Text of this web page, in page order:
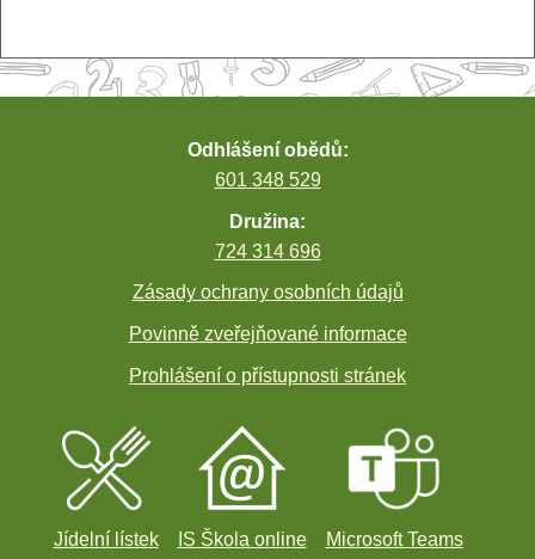
Odhlášení obědů:
601 348 529
Družina:
724 314 696
Zásady ochrany osobních údajů
Povinně zveřejňované informace
Prohlášení o přístupnosti stránek
Jídelní lístek IS Škola online Microsoft Teams